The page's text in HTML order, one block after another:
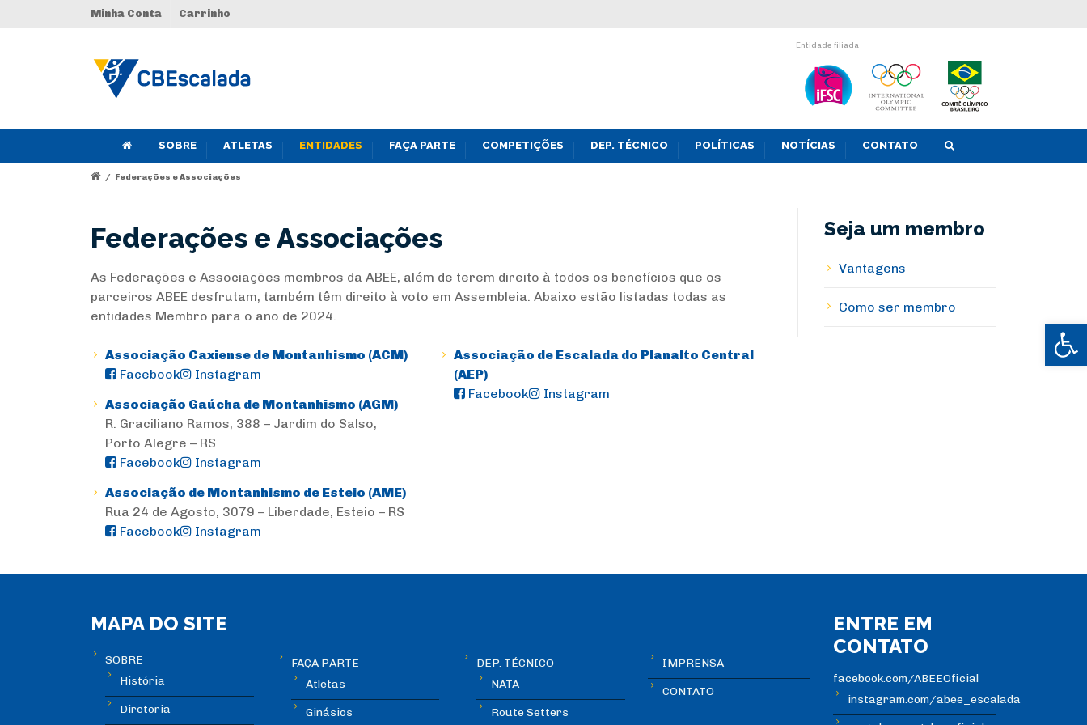
Abrir
Minha Conta Carrinho
Entidade filiada
SOBRE ATLETAS ENTIDADES FAÇA PARTE COMPETIÇÕES DEP. TÉCNICO POLÍTICAS NOTÍCIAS CONTATO
/ Federações e Associações
Federações e Associações
As Federações e Associações membros da ABEE, além de terem direito à todos os benefícios que os
parceiros ABEE desfrutam, também têm direito à voto em Assembleia. Abaixo estão listadas todas as
entidades Membro para o ano de 2024.
Associação Caxiense de Montanhismo (ACM)
Facebook
Instagram
Associação Gaúcha de Montanhismo (AGM)
R. Graciliano Ramos, 388 – Jardim do Salso,
Porto Alegre – RS
Facebook
Instagram
Associação de Montanhismo de Esteio (AME)
Rua 24 de Agosto, 3079 – Liberdade, Esteio – RS
Facebook
Instagram
Associação de Escalada do Planalto Central
(AEP)
Facebook
Instagram
Seja um membro
Vantagens
Como ser membro
MAPA DO SITE
SOBRE
História
Diretoria
FAÇA PARTE
Atletas
Ginásios
DEP. TÉCNICO
NATA
Route Setters
IMPRENSA
CONTATO
ENTRE EM
CONTATO
facebook.com/ABEEOficial
instagram.com/abee_escalada